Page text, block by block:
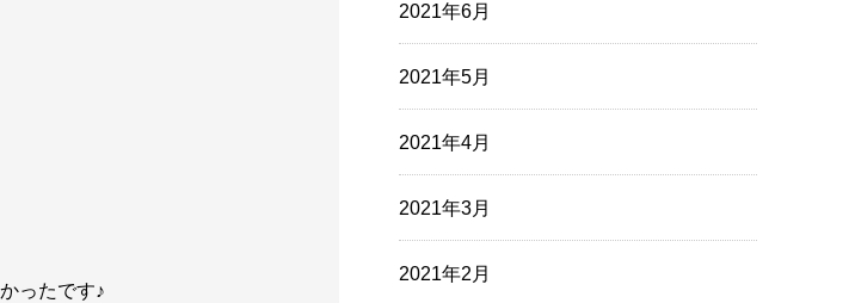
ったです♪
2021年6月
2021年5月
2021年4月
2021年3月
2021年2月